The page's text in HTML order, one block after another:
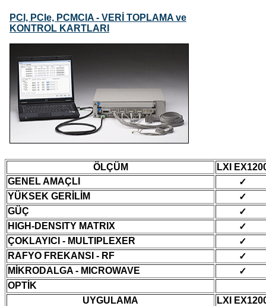
PCI, PCIe, PCMCIA - VERİ TOPLAMA ve
KONTROL KARTLARI
ÖLÇÜM
LXI
GENEL AMAÇLI
✓
YÜKSEK GERİLİM
✓
GÜÇ
✓
HIGH-DENSITY MATRIX
✓
ÇOKLAYICI - MULTIPLEXER
✓
RAFYO FREKANSI - RF
✓
MİKRODALGA - MICROWAVE
✓
OPTİK
UYGULAMA
LXI